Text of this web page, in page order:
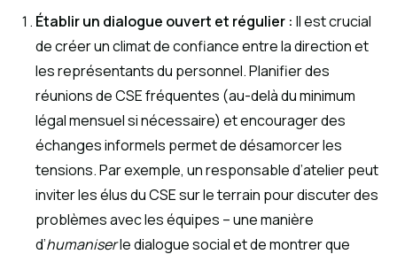
Établir un dialogue ouvert et régulier : Il est crucial
de créer un climat de confiance entre la direction et
les représentants du personnel. Planifier des
réunions de CSE fréquentes (au-delà du minimum
légal mensuel si nécessaire) et encourager des
échanges informels permet de désamorcer les
tensions. Par exemple, un responsable d’atelier peut
inviter les élus du CSE sur le terrain pour discuter des
problèmes avec les équipes – une manière
d’humaniserle dialogue social et de montrer que